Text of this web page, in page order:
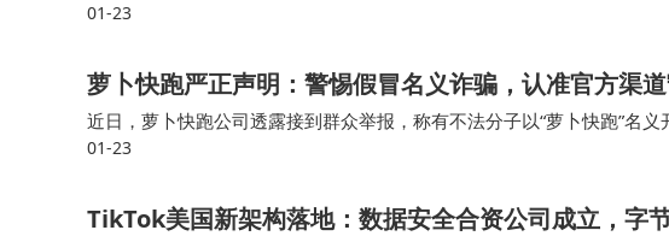
01-23
萝卜快跑严正声明：警惕假冒名义诈骗，认准官方渠
近日，萝卜快跑公司透露接到群众举报，称有不法分子以“萝卜快跑”名
件等）散布虚假招商加盟、租赁信息，如“前20000名注册萝卜快跑会员
01-23
TikTok美国新架构落地：数据安全合资公司成立，字